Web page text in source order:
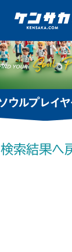
検索結果へ